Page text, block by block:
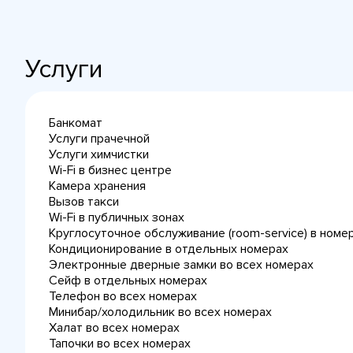
Услуги
Банкомат
Услуги прачечной
Услуги химчистки
Wi-Fi в бизнес центре
Камера хранения
Вызов такси
Wi-Fi в публичных зонах
Круглосуточное обслуживание (room-service) в
Кондиционирование в отдельных номерах
Электронные дверные замки во всех номерах
Сейф в отдельных номерах
Телефон во всех номерах
Минибар/холодильник во всех номерах
Халат во всех номерах
Тапочки во всех номерах